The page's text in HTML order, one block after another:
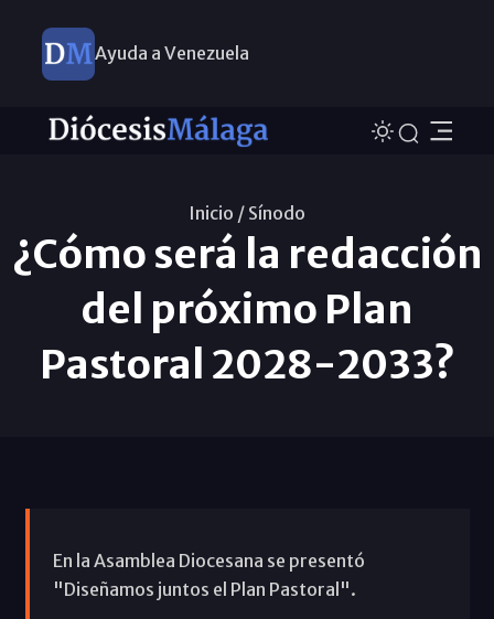
Ayuda a Venezuela
Inicio / Sínodo
¿Cómo será la redacción
del próximo Plan
Pastoral 2028-2033?
En la Asamblea Diocesana se presentó
"Diseñamos juntos el Plan Pastoral".